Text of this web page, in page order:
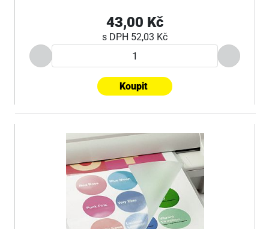
43,00 Kč
s DPH 52,03 Kč
Koupit